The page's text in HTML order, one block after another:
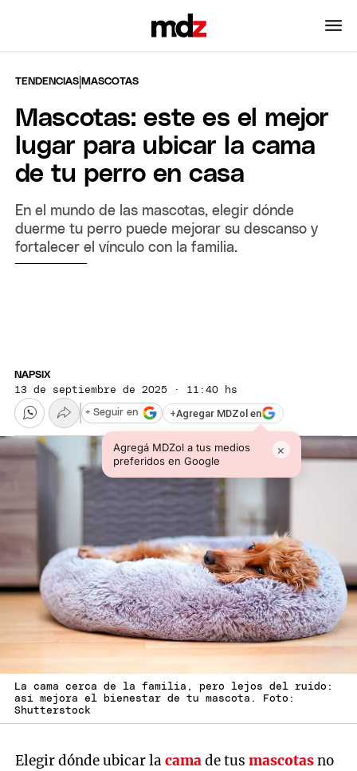
TENDENCIAS |MASCOTAS
Mascotas: este es el mejor
lugar para ubicar la cama
de tu perro en casa
En el mundo de las mascotas, elegir dónde
duerme tu perro puede mejorar su descanso y
fortalecer el vínculo con la familia.
NAPSIX
13 de septiembre de 2025 · 11:40 hs
+Agregar MDZol en
Agregá MDZol a tus medios
preferidos en Google
×
+ Seguir en
La cama cerca de la familia, pero lejos del ruido:
así mejora el bienestar de tu mascota. Foto:
Shutterstock
Elegir dónde ubicar lacamade tusmascotasno